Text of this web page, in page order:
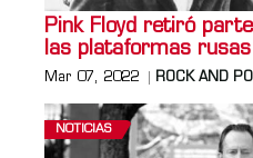
Pink Floyd retiró
las plataformas
Mar 07, 2022 ROCK AND
NOTICIAS